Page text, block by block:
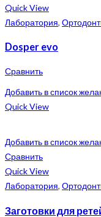
Quick View
Лаборатория,
Dosper evo
Сравнить
Добавить в список
Quick View
Добавить в список
Сравнить
Quick View
Лаборатория,
Заготовки для